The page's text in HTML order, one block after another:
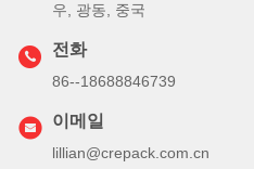
우, 광동, 중국
전화
86--18688846739
이메일
lillian@crepack.com.cn